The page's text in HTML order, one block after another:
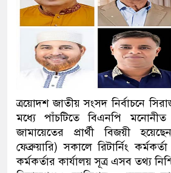
ত্রয়োদশ জাতীয় সংসদ নির্বাচনে
মধ্যে পাঁচটিতে বিএনপি মনোনীত
জামায়েতের প্রার্থী বিজয়ী
ফেব্রুয়ারি) সকালে রিটার্নিং
কর্মকর্তার কার্যালয় সূত্র এসব তথ্য